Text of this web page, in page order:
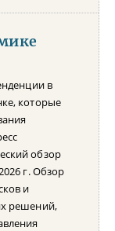
в
которые
обзор
г. Обзор
и
решений,